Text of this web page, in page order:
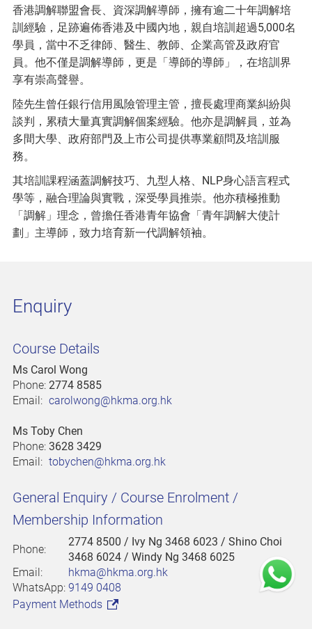
香港調解聯盟會長、資深調解導師，擁有逾二十年調解培
訓經驗，足跡遍佈香港及中國內地，親自培訓超過5,000名
學員，當中不乏律師、醫生、教師、企業高管及政府官
員。他不僅是調解導師，更是「導師的導師」，在培訓界
享有崇高聲譽。
陸先生曾任銀行信用風險管理主管，擅長處理商業糾紛與
談判，累積大量真實調解個案經驗。他亦是調解員，並為
多間大學、政府部門及上市公司提供專業顧問及培訓服
務。
其培訓課程涵蓋調解技巧、九型人格、NLP身心語言程式
學等，融合理論與實戰，深受學員推崇。他亦積極推動
「調解」理念，曾擔任香港青年協會「青年調解大使計
劃」主導師，致力培育新一代調解領袖。
Enquiry
Course Details
Ms Carol Wong
Phone: 2774 8585
Email: carolwong@hkma.org.hk
Ms Toby Chen
Phone: 3628 3429
Email: tobychen@hkma.org.hk
General Enquiry / Course Enrolment /
Membership Information
Phone:
2774 8500 / Ivy Ng 3468 6023 / Shino Choi
3468 6024 / Windy Ng 3468 6025
Email:
hkma@hkma.org.hk
WhatsApp: 9149 0408
Payment Methods